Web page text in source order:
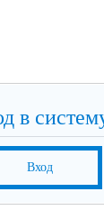
в
Вход